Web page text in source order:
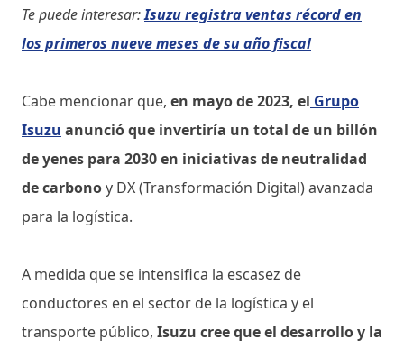
Te puede interesar:Isuzu registra ventas récord en
los primeros nueve meses de su año fiscal
Cabe mencionar que, en mayo de 2023, el Grupo
Isuzu anunció que invertiría un total de un billón
de yenes para 2030 en iniciativas de neutralidad
de carbonoy DX (Transformación Digital) avanzada
para la logística.
A medida que se intensifica la escasez de
conductores en el sector de la logística y el
transporte público, Isuzu cree que el desarrollo y la